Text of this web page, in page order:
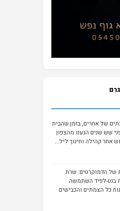
של אחרים, בזמן שהבית
שש שנים הגענו מהצפון
אחר קהילה וחינוך ליל...
של הדמוקרטים: שרת
בנט-לפיד השתמשה
כל הצמתים והכבישים